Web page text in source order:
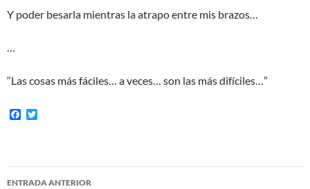
Y poder besarla mientras la atrapo entre mis brazos…
…
“Las cosas más fáciles… a veces… son las más difíciles…”
F
o
o
e
r
Navegación
ENTRADA ANTERIOR